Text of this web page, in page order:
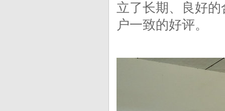
立了长期、良好
户一致的好评。